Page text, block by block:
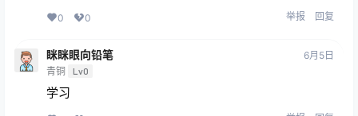
0 0 举报 回复
眯眯眼向铅笔
青铜 Lv0
6月5日
学习